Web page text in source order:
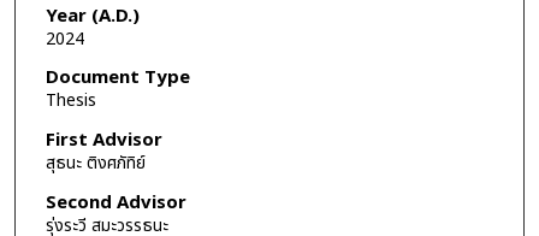
Year (A.D.)
2024
Document Type
Thesis
First Advisor
สุธนะ ติงศภัทิย์
Second Advisor
รุ่งระวี สมะวรรธนะ